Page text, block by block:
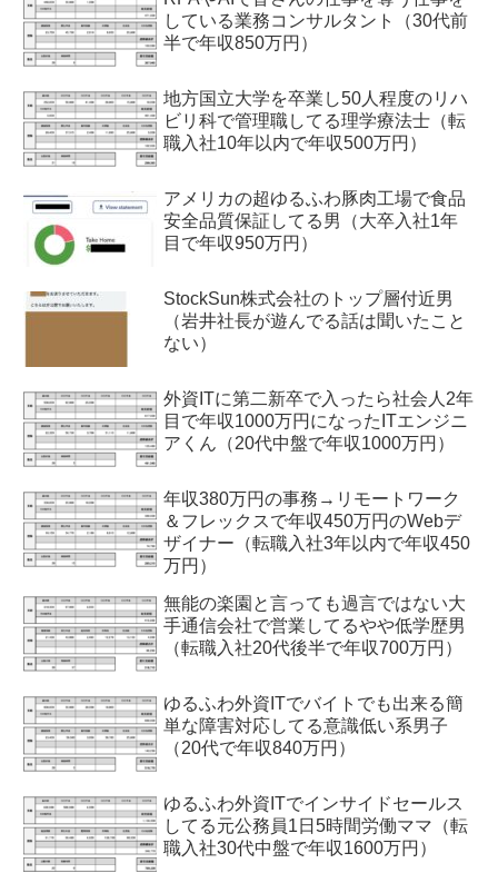
している業務コンサルタント（30代前
半で年収850万円）
地方国立大学を卒業し50人程度のリハ
ビリ科で管理職してる理学療法士（転
職入社10年以内で年収500万円）
アメリカの超ゆるふわ豚肉工場で食品
安全品質保証してる男（大卒入社1年
目で年収950万円）
StockSun株式会社のトップ層付近男
（岩井社長が遊んでる話は聞いたこと
ない）
外資ITに第二新卒で入ったら社会人2年
目で年収1000万円になったITエンジニ
アくん（20代中盤で年収1000万円）
年収380万円の事務→リモートワーク
＆フレックスで年収450万円のWebデ
ザイナー（転職入社3年以内で年収450
万円）
無能の楽園と言っても過言ではない大
手通信会社で営業してるやや低学歴男
（転職入社20代後半で年収700万円）
ゆるふわ外資ITでバイトでも出来る簡
単な障害対応してる意識低い系男子
（20代で年収840万円）
ゆるふわ外資ITでインサイドセールス
してる元公務員1日5時間労働ママ（転
職入社30代中盤で年収1600万円）